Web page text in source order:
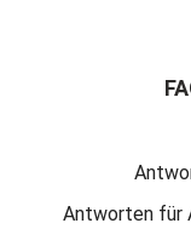
Antworten für